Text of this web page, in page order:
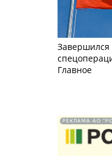
Завершился
Главное
РЕКЛАМА АО